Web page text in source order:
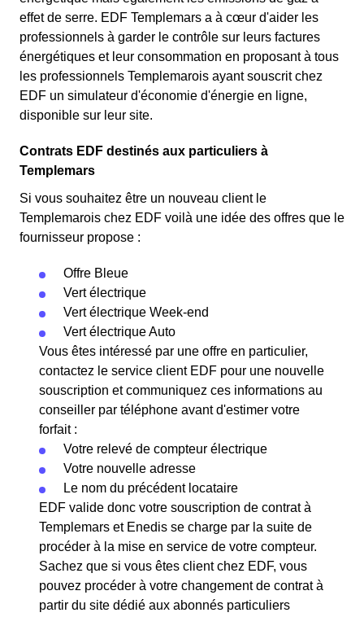
effet de serre. EDF Templemars a à cœur d'aider les
professionnels à garder le contrôle sur leurs factures
énergétiques et leur consommation en proposant à tous
les professionnels Templemarois ayant souscrit chez
EDF un simulateur d'économie d'énergie en ligne,
disponible sur leur site.
Contrats EDF destinés aux particuliers à
Templemars
Si vous souhaitez être un nouveau client le
Templemarois chez EDF voilà une idée des offres que le
fournisseur propose :
Offre Bleue
Vert électrique
Vert électrique Week-end
Vert électrique Auto
Vous êtes intéressé par une offre en particulier,
contactez le service client EDF pour une nouvelle
souscription et communiquez ces informations au
conseiller par téléphone avant d'estimer votre
forfait :
Votre relevé de compteur électrique
Votre nouvelle adresse
Le nom du précédent locataire
EDF valide donc votre souscription de contrat à
Templemars et Enedis se charge par la suite de
procéder à la mise en service de votre compteur.
Sachez que si vous êtes client chez EDF, vous
pouvez procéder à votre changement de contrat à
partir du site dédié aux abonnés particuliers